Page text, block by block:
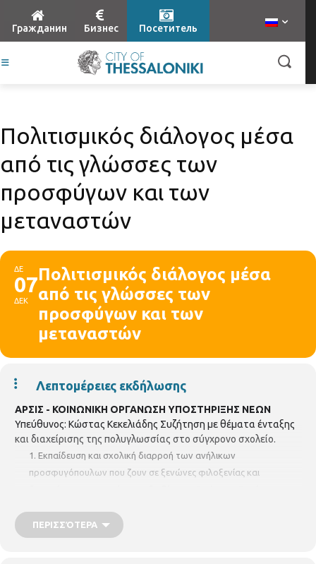
Гражданин Бизнес Посетитель
Πολιτισμικός διάλογος μέσα
από τις γλώσσες των
προσφύγων και των
μεταναστών
ΔΕ
07
ΔΕΚ
Πολιτισμικός διάλογος μέσα
από τις γλώσσες των
προσφύγων και των
μεταναστών
Λεπτομέρειες εκδήλωσης
ΑΡΣΙΣ - ΚΟΙΝΩΝΙΚΗ ΟΡΓΑΝΩΣΗ ΥΠΟΣΤΗΡΙΞΗΣ ΝΕΩΝ
Υπεύθυνος: Κώστας Κεκελιάδης Συζήτηση με θέματα ένταξης
και διαχείρισης της πολυγλωσσίας στο σύγχρονο σχολείο.
Εκπαίδευση και σχολική διαρροή των ανήλικων
προσφυγόπουλων που ζουν σε ξενώνες φιλοξενίας και
Η "γλώσσα" των ΜΜΕ για το προσφυγικό.
ΠΕΡΙΣΣΌΤΕΡΑ